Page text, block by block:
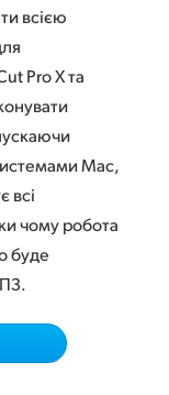
всією
Pro X та
Mac,
всі
чому робота
буде